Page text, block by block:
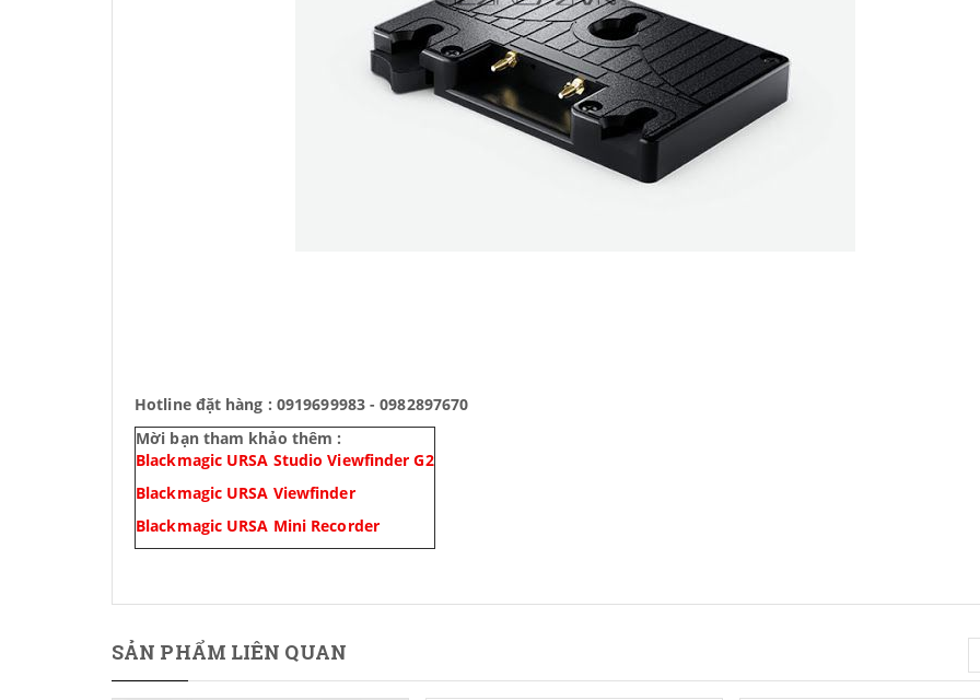
Hotline đặt hàng : 0919699983 - 0982897670
Mời bạn tham khảo thêm :
Blackmagic URSA Studio Viewfinder G2
Blackmagic URSA Viewfinder
Blackmagic URSA Mini Recorder
SẢN PHẨM LIÊN QUAN